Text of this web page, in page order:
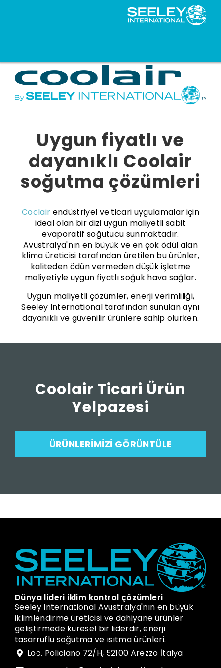
Uygun fiyatlı ve
dayanıklı Coolair
soğutma çözümleri
Coolair endüstriyel ve ticari uygulamalar için
ideal olan bir dizi uygun maliyetli sabit
evaporatif soğutucu sunmaktadır.
Avustralya'nın en büyük ve en çok ödül alan
klima üreticisi tarafından üretilen bu ürünler,
kaliteden ödün vermeden düşük işletme
maliyetiyle uygun fiyatlı soğuk hava sağlar.
Uygun maliyetli çözümler, enerji verimliliği,
Seeley International tarafından sunulan aynı
dayanıklı ve güvenilir ürünlere sahip olurken.
Coolair Ticari Ürün
Yelpazesi
ÜRÜNLERIMIZI GÖRÜNTÜLE
Dünya lideri iklim kontrol çözümleri
Seeley International Avustralya'nın en büyük
iklimlendirme üreticisi ve dahiyane ürünler
geliştirmede küresel bir liderdir, enerji
tasarruflu soğutma ve ısıtma ürünleri.
Loc. Policiano 72/H, 52100 Arezzo İtalya